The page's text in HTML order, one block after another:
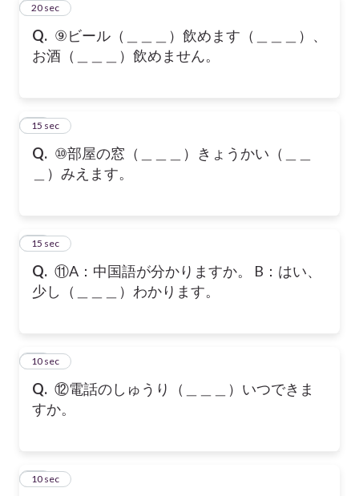
Q. ⑨ビール（＿＿＿）飲めます（＿＿＿）、
お酒（＿＿＿）飲めません。
9
20 sec
Q. ⑩部屋の窓（＿＿＿）きょうかい（＿＿
＿）みえます。
10
15 sec
Q. ⑪A：中国語が分かりますか。 B：はい、
少し（＿＿＿）わかります。
11
15 sec
Q. ⑫電話のしゅうり（＿＿＿）いつできま
すか。
12
10 sec
13
10 sec